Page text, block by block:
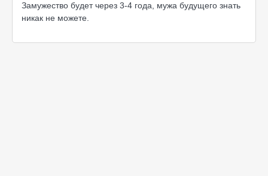
Замужество будет через 3-4 года, мужа будущего знать
никак не можете.